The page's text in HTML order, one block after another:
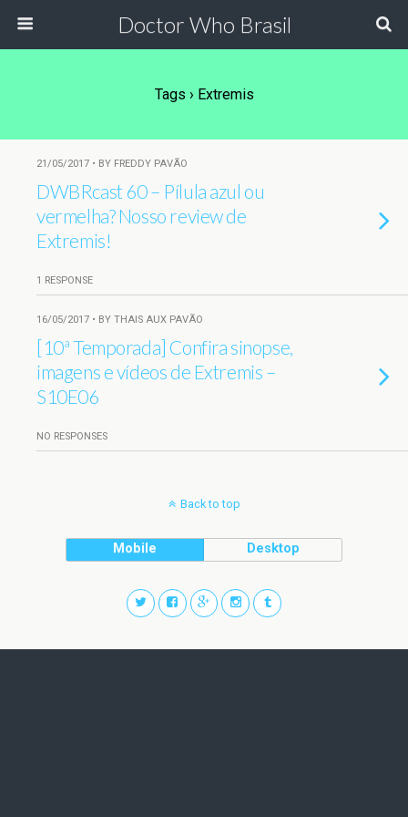
Doctor Who Brasil
Tags › Extremis
21/05/2017 • BY FREDDY PAVÃO
DWBRcast 60 – Pílula azul ou
vermelha? Nosso review de
Extremis!
1 RESPONSE
16/05/2017 • BY THAIS AUX PAVÃO
[10ª Temporada] Confira sinopse,
imagens e vídeos de Extremis –
S10E06
NO RESPONSES
Back to top
Mobile Desktop